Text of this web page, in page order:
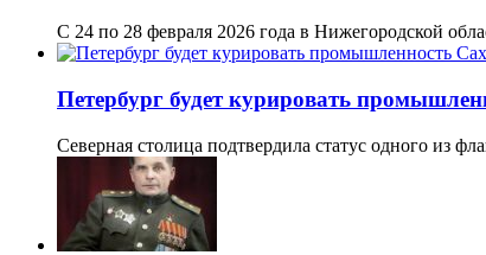
С 24 по 28 февраля 2026 года в Нижегородской
Петербург будет курировать
Северная столица подтвердила статус одного из